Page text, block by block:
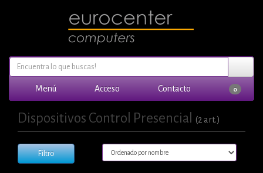
Menú Acceso Contacto 0
Dispositivos Control Presencial (2 art.)
Filtro